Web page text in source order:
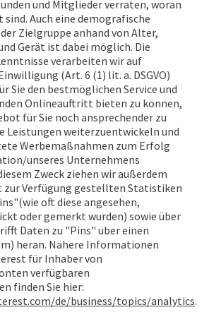
und Mitglieder verraten, woran
Auch eine demografische
Zielgruppe anhand von Alter,
Gerät ist dabei möglich. Die
verarbeiten wir auf
(Art. 6 (1) lit. a. DSGVO)
Sie den bestmöglichen Service und
Onlineauftritt bieten zu können,
für Sie noch ansprechender zu
Leistungen weiterzuentwickeln und
Werbemaßnahmen zum Erfolg
unseres Unternehmens
Zweck ziehen wir außerdem
zur Verfügung gestellten Statistiken
oft diese angesehen,
oder gemerkt wurden) sowie über
Daten zu "Pins" über einen
heran. Nähere Informationen
für Inhaber von
verfügbaren
finden Sie hier:
de/business/topics/analytics.